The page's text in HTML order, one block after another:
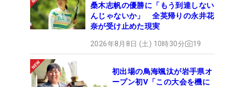
桑木志帆の優勝に「もう到達しない
んじゃないか」 全英帰りの永井花
奈が受け止めた現実
2026年8月8日 (土) 10時30分 19
初出場の鳥海颯汰が岩手県オ
ープン初V「この大会を機に